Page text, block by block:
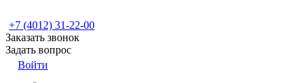
+7 (4012) 31-22-00
Заказать звонок
Задать вопрос
Войти